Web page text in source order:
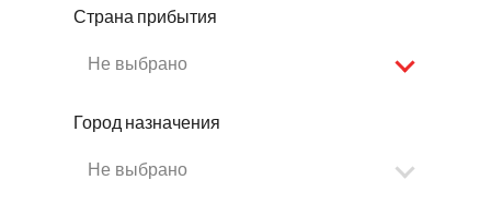
Страна прибытия
Не выбрано
Город назначения
Не выбрано